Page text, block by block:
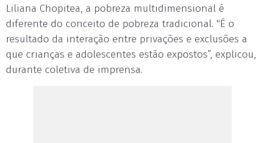
Liliana Chopitea, a pobreza multidimensional é
diferente do conceito de pobreza tradicional. "É o
resultado da interação entre privações e exclusões a
que crianças e adolescentes estão expostos”, explicou,
durante coletiva de imprensa.